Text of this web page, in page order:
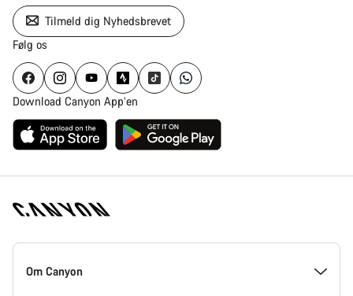
Tilmeld dig Nyhedsbrevet
Følg os
Download Canyon App’en
Canyon
Hjemmeside
Om Canyon